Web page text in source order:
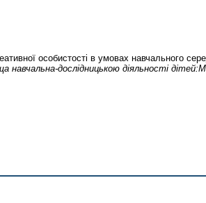
особистості в умовах навчального
дослідницькою діяльності